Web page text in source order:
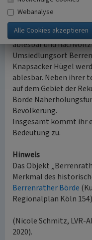
Rekultivierung von
sind bis heute im
ablesbar und
Umsiedlungsort
Knapsacker Hügel
ablesbar. Neben ihrer
auf dem Gebiet der
Börde
Bevölkerung.
Insgesamt kommt ihr
Bedeutung zu.
Hinweis
Das Objekt
Merkmal des
Berrenrather Börde
Regionalplan Köln
(Nicole Schmitz,
2020).
Webanalyse